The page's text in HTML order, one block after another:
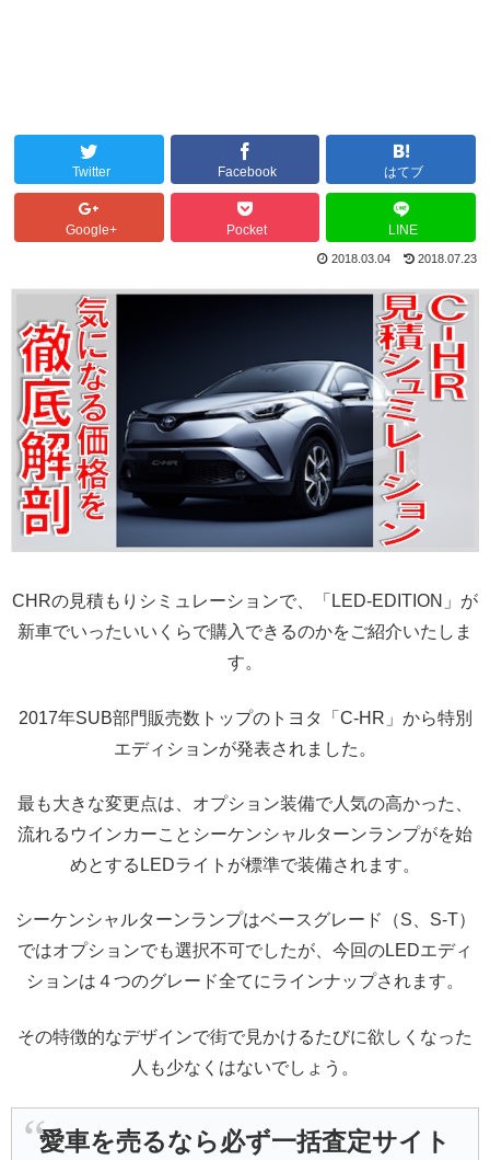
Twitter Facebook はてブ
Google+ Pocket LINE
2018.03.04 2018.07.23
CHRの見積もりシミュレーションで、「LED-EDITION」が
新車でいったいいくらで購入できるのかをご紹介いたしま
す。
2017年SUB部門販売数トップのトヨタ「C-HR」から特別
エディションが発表されました。
最も大きな変更点は、オプション装備で人気の高かった、
流れるウインカーことシーケンシャルターンランプがを始
めとするLEDライトが標準で装備されます。
シーケンシャルターンランプはベースグレード（S、S-T）
ではオプションでも選択不可でしたが、今回のLEDエディ
ションは４つのグレード全てにラインナップされます。
その特徴的なデザインで街で見かけるたびに欲しくなった
人も少なくはないでしょう。
愛車を売るなら必ず一括査定サイト